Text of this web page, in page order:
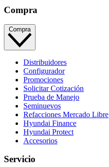
Compra
Compra
Distribuidores
Configurador
Promociones
Solicitar Cotización
Prueba de Manejo
Seminuevos
Refacciones Mercado Libre
Hyundai Finance
Hyundai Protect
Accesorios
Servicio